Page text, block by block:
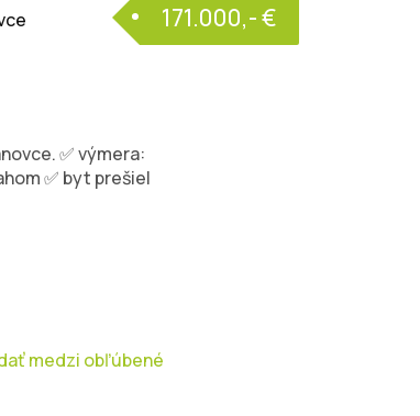
171.000,- €
✅ výmera:
✅ byt prešiel
medzi obľúbené